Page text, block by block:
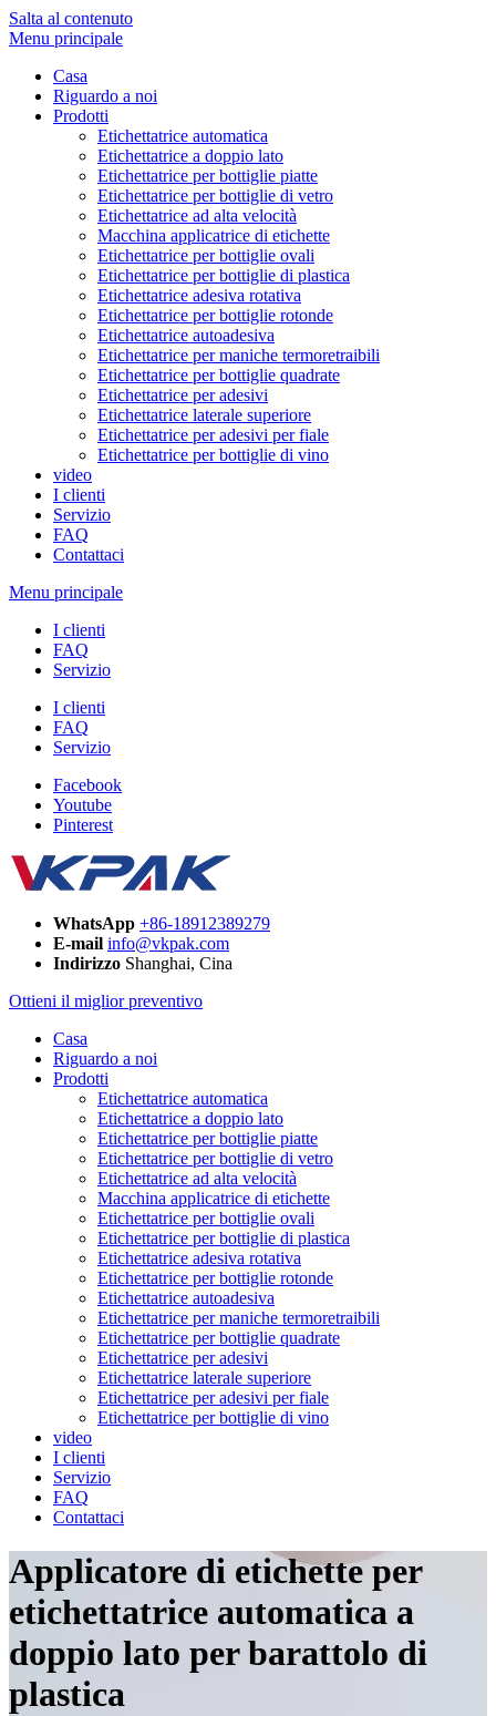
Salta al contenuto
Menu principale
Casa
Riguardo a noi
Prodotti
Etichettatrice automatica
Etichettatrice a doppio lato
Etichettatrice per bottiglie piatte
Etichettatrice per bottiglie di vetro
Etichettatrice ad alta velocità
Macchina applicatrice di etichette
Etichettatrice per bottiglie ovali
Etichettatrice per bottiglie di plastica
Etichettatrice adesiva rotativa
Etichettatrice per bottiglie rotonde
Etichettatrice autoadesiva
Etichettatrice per maniche termoretraibili
Etichettatrice per bottiglie quadrate
Etichettatrice per adesivi
Etichettatrice laterale superiore
Etichettatrice per adesivi per fiale
Etichettatrice per bottiglie di vino
video
I clienti
Servizio
FAQ
Contattaci
Menu principale
I clienti
FAQ
Servizio
I clienti
FAQ
Servizio
Facebook
Youtube
Pinterest
WhatsApp +86-18912389279
E-mail info@vkpak.com
Indirizzo Shanghai, Cina
Ottieni il miglior preventivo
Casa
Riguardo a noi
Prodotti
Etichettatrice automatica
Etichettatrice a doppio lato
Etichettatrice per bottiglie piatte
Etichettatrice per bottiglie di vetro
Etichettatrice ad alta velocità
Macchina applicatrice di etichette
Etichettatrice per bottiglie ovali
Etichettatrice per bottiglie di plastica
Etichettatrice adesiva rotativa
Etichettatrice per bottiglie rotonde
Etichettatrice autoadesiva
Etichettatrice per maniche termoretraibili
Etichettatrice per bottiglie quadrate
Etichettatrice per adesivi
Etichettatrice laterale superiore
Etichettatrice per adesivi per fiale
Etichettatrice per bottiglie di vino
video
I clienti
Servizio
FAQ
Contattaci
Applicatore di etichette per
etichettatrice automatica a
doppio lato per barattolo di
plastica